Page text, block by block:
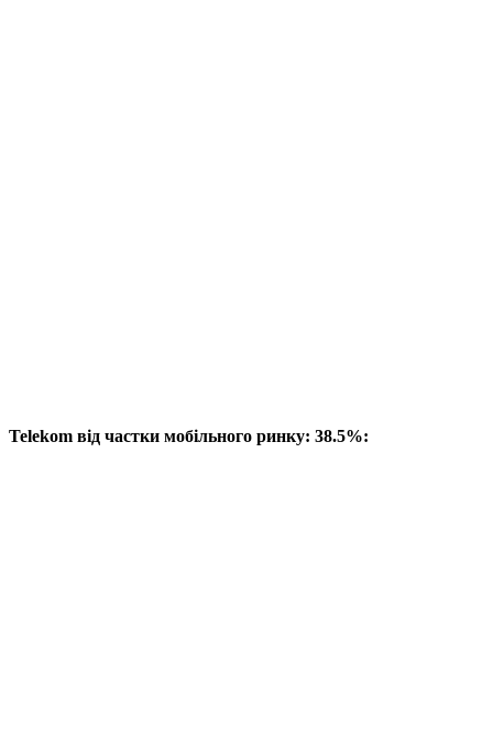
Telekom від частки мобільного ринку: 38.5%: